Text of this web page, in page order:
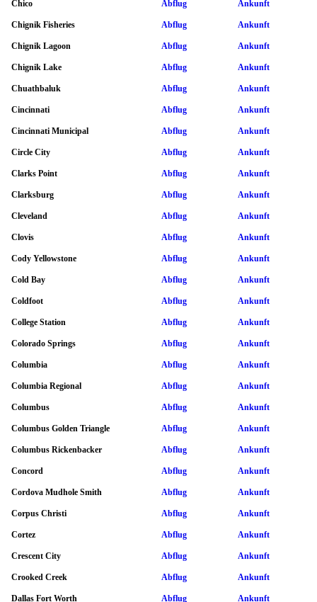
Chico Abflug Ankunft
Chignik Fisheries Abflug Ankunft
Chignik Lagoon Abflug Ankunft
Chignik Lake Abflug Ankunft
Chuathbaluk Abflug Ankunft
Cincinnati Abflug Ankunft
Cincinnati Municipal Abflug Ankunft
Circle City Abflug Ankunft
Clarks Point Abflug Ankunft
Clarksburg Abflug Ankunft
Cleveland Abflug Ankunft
Clovis Abflug Ankunft
Cody Yellowstone Abflug Ankunft
Cold Bay Abflug Ankunft
Coldfoot Abflug Ankunft
College Station Abflug Ankunft
Colorado Springs Abflug Ankunft
Columbia Abflug Ankunft
Columbia Regional Abflug Ankunft
Columbus Abflug Ankunft
Columbus Golden Triangle Abflug Ankunft
Columbus Rickenbacker Abflug Ankunft
Concord Abflug Ankunft
Cordova Mudhole Smith Abflug Ankunft
Corpus Christi Abflug Ankunft
Cortez Abflug Ankunft
Crescent City Abflug Ankunft
Crooked Creek Abflug Ankunft
Dallas Fort Worth Abflug Ankunft